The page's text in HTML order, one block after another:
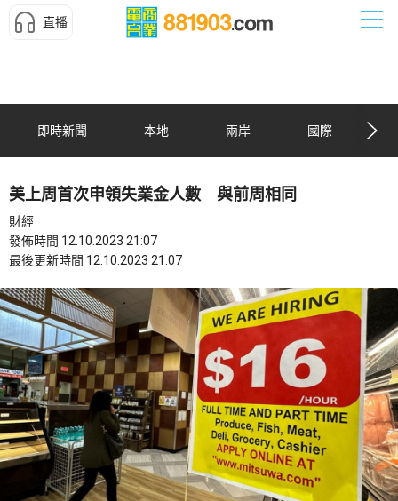
直播
即時新聞 本地 兩岸 國際
美上周首次申領失業金人數 與前周相同
財經
發佈時間 12.10.2023 21:07
最後更新時間 12.10.2023 21:07